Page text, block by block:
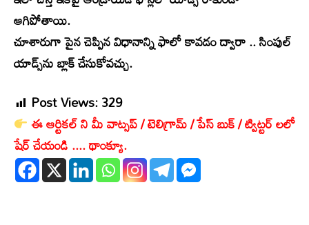
ఆగిపోతాయి.
చూశారుగా పైన చెప్పిన విధానాన్ని ఫాలో కావడం ద్వారా .. సింపుల్​
యాడ్స్​ను బ్లాక్​ చేసుకోవచ్చు.
Post Views:329
ఈ ఆర్టికల్ ని మీ వాట్సప్ / టెలిగ్రామ్ / పేస్ బుక్ / ట్విట్టర్ లలో
షేర్ చేయండి .... థాంక్యూ.